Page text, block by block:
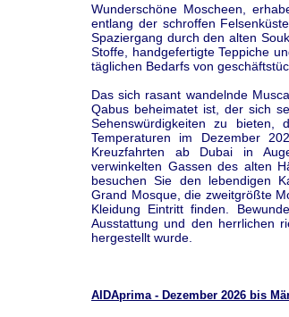
Wunderschöne Moscheen,
entlang der schroffen
Spaziergang durch den alten
Stoffe, handgefertigte Teppiche
täglichen Bedarfs von
Das sich rasant wandelnde
Qabus beheimatet ist, der sich
Sehenswürdigkeiten zu
Temperaturen im Dezember
Kreuzfahrten ab Dubai in
verwinkelten Gassen des alten
besuchen Sie den lebendigen
Grand Mosque, die zweitgrößte
Kleidung Eintritt finden.
Ausstattung und den herrlichen
hergestellt wurde.
AIDAprima - Dezember 2026 bis